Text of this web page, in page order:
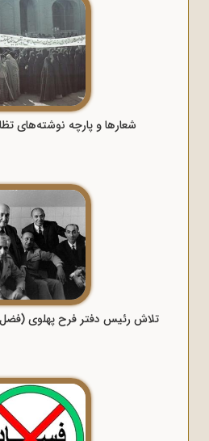
شعارها و پارچه نوشته‌های
تلاش رئیس دفتر فرح پهلوی